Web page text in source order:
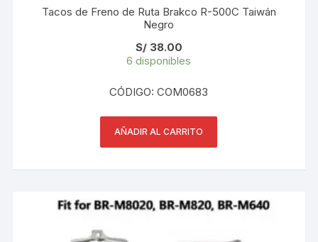
Tacos de Freno de Ruta Brakco R-500C Taiwán
Negro
S/38.00
6 disponibles
CÓDIGO: COM0683
AÑADIR AL CARRITO